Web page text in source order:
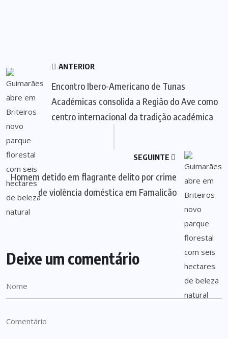
ANTERIOR
Encontro Ibero-Americano de Tunas
Académicas consolida a Região do Ave como
centro internacional da tradição académica
SEGUINTE
Homem detido em flagrante delito por crime
de violência doméstica em Famalicão
Deixe um comentário